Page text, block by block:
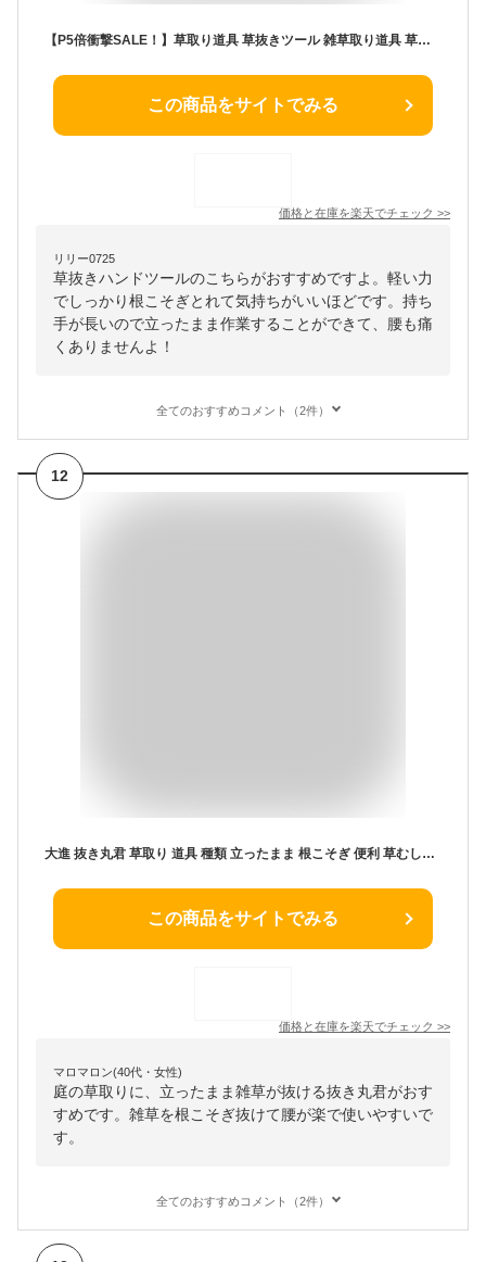
【P5倍衝撃SALE！】草取り道具 草抜きツール 雑草取り道具 草取り器 草引き道具 スコップ型 雑草抜き 道具 雑草ブラシ 雑草取り 道具 雑草 レーキ 草削ブレード ハンドツール 隙間対応 ごっそり除去 草取り 道具 根こそぎ除草 家庭用 ガーデニング ギフト たわし
この商品をサイトでみる
価格と在庫を楽天でチェック >>
リリー0725
草抜きハンドツールのこちらがおすすめですよ。軽い力
でしっかり根こそぎとれて気持ちがいいほどです。持ち
手が長いので立ったまま作業することができて、腰も痛
くありませんよ！
全てのおすすめコメント（2件）
12
大進 抜き丸君 草取り 道具 種類 立ったまま 根こそぎ 便利 草むしり 雑草抜き とり 庭 の 草取り器 雑草取り 草かき 根切り 雑草 抜き 家庭菜園 手動 お手軽 軽量 軽い 除草 らくらく 草刈り 長柄 除草 際刈り 芝刈り キワ刈り くさかり 庭 軽量 すきま 深い根 砂利 田んぼ
この商品をサイトでみる
価格と在庫を楽天でチェック >>
マロマロン(40代・女性)
庭の草取りに、立ったまま雑草が抜ける抜き丸君がおす
すめです。雑草を根こそぎ抜けて腰が楽で使いやすいで
す。
全てのおすすめコメント（2件）